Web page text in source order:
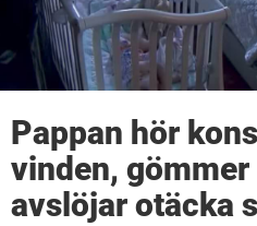
Pappan hör
vinden,
avslöjar otäcka